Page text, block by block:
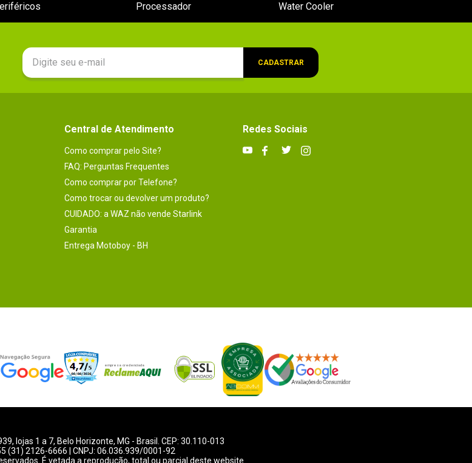
Processador
Water Cooler
CADASTRAR
Central de Atendimento
Como comprar pelo Site?
FAQ: Perguntas Frequentes
Como comprar por Telefone?
Como trocar ou devolver um produto?
CUIDADO: a WAZ não vende Starlink
Garantia
Entrega Motoboy - BH
Redes Sociais
, lojas 1 a 7, Belo Horizonte, MG - Brasil. CEP: 30.110-013
(31) 2126-6666 | CNPJ: 06.036.939/0001-92
É vetada a reprodução, total ou parcial deste website.